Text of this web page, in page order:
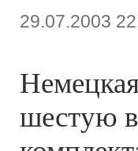
29.07.2003
шестую